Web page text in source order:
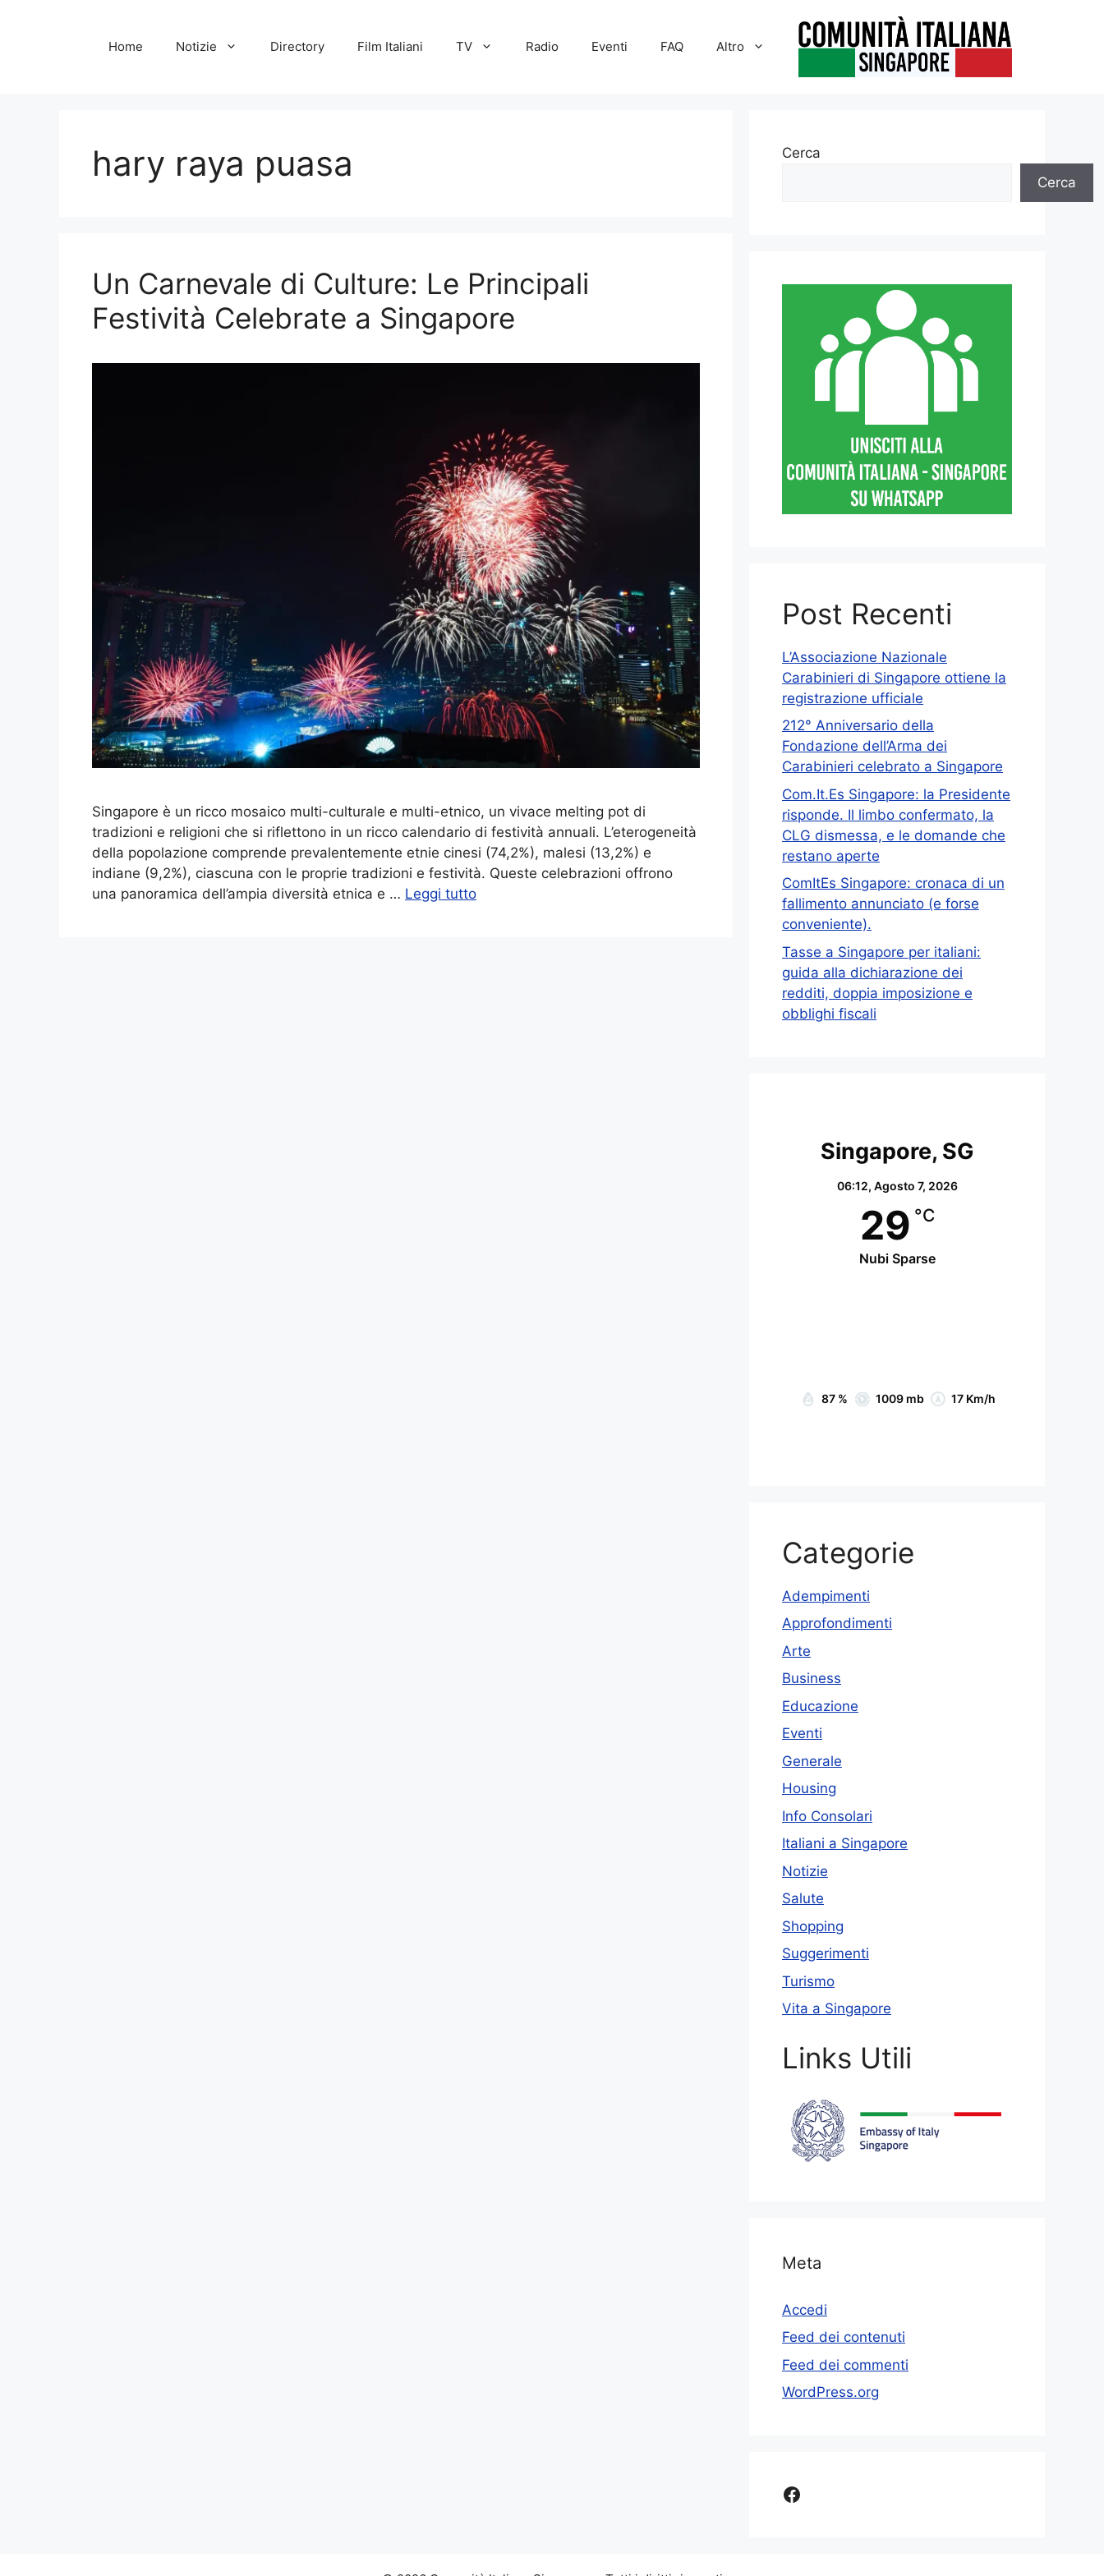
Home Notizie Directory Film Italiani TV Radio Eventi FAQ Altro
hary raya puasa
Un Carnevale di Culture: Le Principali
Festività Celebrate a Singapore
Singapore è un ricco mosaico multi-culturale e multi-etnico, un vivace melting pot di
tradizioni e religioni che si riflettono in un ricco calendario di festività annuali. L’eterogeneità
della popolazione comprende prevalentemente etnie cinesi (74,2%), malesi (13,2%) e
indiane (9,2%), ciascuna con le proprie tradizioni e festività. Queste celebrazioni offrono
una panoramica dell’ampia diversità etnica e … Leggi tutto
Cerca
Cerca
Post Recenti
L’Associazione Nazionale
Carabinieri di Singapore ottiene la
registrazione ufficiale
212° Anniversario della
Fondazione dell’Arma dei
Carabinieri celebrato a Singapore
Com.It.Es Singapore: la Presidente
risponde. Il limbo confermato, la
CLG dismessa, e le domande che
restano aperte
ComItEs Singapore: cronaca di un
fallimento annunciato (e forse
conveniente).
Tasse a Singapore per italiani:
guida alla dichiarazione dei
redditi, doppia imposizione e
obblighi fiscali
Singapore, SG
06:12, Agosto 7, 2026
29 °C
Nubi Sparse
87 % 1009 mb 17 Km/h
Categorie
Adempimenti
Approfondimenti
Arte
Business
Educazione
Eventi
Generale
Housing
Info Consolari
Italiani a Singapore
Notizie
Salute
Shopping
Suggerimenti
Turismo
Vita a Singapore
Links Utili
Meta
Accedi
Feed dei contenuti
Feed dei commenti
WordPress.org
Facebook